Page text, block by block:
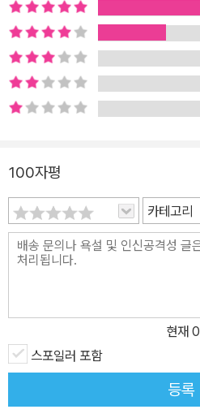
100자평
카테고리
현재 0
스포일러 포함
등록